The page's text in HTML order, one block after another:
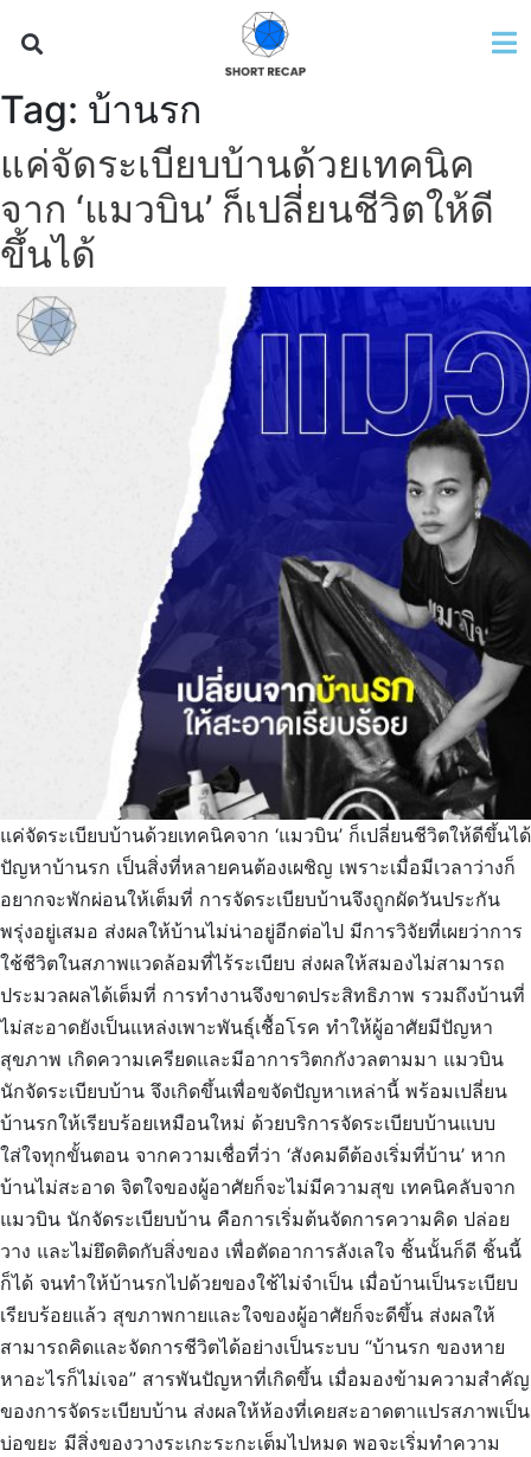
Tag: บ้านรก
แค่จัดระเบียบบ้านด้วยเทคนิค
จาก ‘แมวบิน’ ก็เปลี่ยนชีวิตให้ดี
ขึ้นได้
แค่จัดระเบียบบ้านด้วยเทคนิคจาก ‘แมวบิน’ ก็เปลี่ยนชีวิตให้ดีขึ้นได้
ปัญหาบ้านรก เป็นสิ่งที่หลายคนต้องเผชิญ เพราะเมื่อมีเวลาว่างก็
อยากจะพักผ่อนให้เต็มที่ การจัดระเบียบบ้านจึงถูกผัดวันประกัน
พรุ่งอยู่เสมอ ส่งผลให้บ้านไม่น่าอยู่อีกต่อไป มีการวิจัยที่เผยว่าการ
ใช้ชีวิตในสภาพแวดล้อมที่ไร้ระเบียบ ส่งผลให้สมองไม่สามารถ
ประมวลผลได้เต็มที่ การทำงานจึงขาดประสิทธิภาพ รวมถึงบ้านที่
ไม่สะอาดยังเป็นแหล่งเพาะพันธุ์เชื้อโรค ทำให้ผู้อาศัยมีปัญหา
สุขภาพ เกิดความเครียดและมีอาการวิตกกังวลตามมา แมวบิน
นักจัดระเบียบบ้าน จึงเกิดขึ้นเพื่อขจัดปัญหาเหล่านี้ พร้อมเปลี่ยน
บ้านรกให้เรียบร้อยเหมือนใหม่ ด้วยบริการจัดระเบียบบ้านแบบ
ใส่ใจทุกขั้นตอน จากความเชื่อที่ว่า ‘สังคมดีต้องเริ่มที่บ้าน’ หาก
บ้านไม่สะอาด จิตใจของผู้อาศัยก็จะไม่มีความสุข เทคนิคลับจาก
แมวบิน นักจัดระเบียบบ้าน คือการเริ่มต้นจัดการความคิด ปล่อย
วาง และไม่ยึดติดกับสิ่งของ เพื่อตัดอาการลังเลใจ ชิ้นนั้นก็ดี ชิ้นนี้
ก็ได้ จนทำให้บ้านรกไปด้วยของใช้ไม่จำเป็น เมื่อบ้านเป็นระเบียบ
เรียบร้อยแล้ว สุขภาพกายและใจของผู้อาศัยก็จะดีขึ้น ส่งผลให้
สามารถคิดและจัดการชีวิตได้อย่างเป็นระบบ “บ้านรก ของหาย
หาอะไรก็ไม่เจอ” สารพันปัญหาที่เกิดขึ้น เมื่อมองข้ามความสำคัญ
ของการจัดระเบียบบ้าน ส่งผลให้ห้องที่เคยสะอาดตาแปรสภาพเป็น
บ่อขยะ มีสิ่งของวางระเกะระกะเต็มไปหมด พอจะเริ่มทำความ